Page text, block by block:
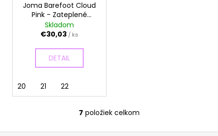
Joma Barefoot Cloud
Pink - Zateplené
celoročné topánky
Skladom
€30,03 / ks
DETAIL
20 21 22
O
v
7 položiek celkom